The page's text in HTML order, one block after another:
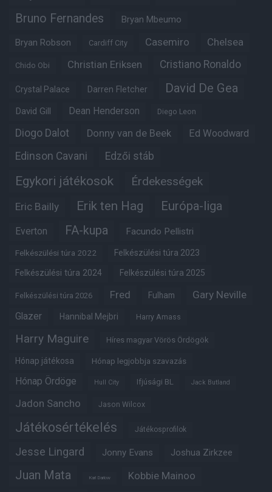
Bruno Fernandes Bryan Mbeumo
Bryan Robson Cardiff City Casemiro Chelsea
Chido Obi Christian Eriksen Cristiano Ronaldo
Crystal Palace Darren Fletcher David De Gea
David Gill Dean Henderson Diego Leon
Diogo Dalot Donny van de Beek Ed Woodward
Edinson Cavani Edzői stáb
Egykori játékosok Érdekességek
Eric Bailly Erik ten Hag Európa-liga
Everton FA-kupa Facundo Pellistri
Felkészülési túra 2022 Felkészülési túra 2023
Felkészülési túra 2024 Felkészülési túra 2025
Felkészülési túra 2026 Fred Fulham Gary Neville
Glazer Hannibal Mejbri Harry Amass
Harry Maguire Híres magyar Vörös Ördögök
Hónap játékosa Hónap legjobbja szavazás
Hónap Ördöge Hull City Ifjúsági BL Jack Butland
Jadon Sancho Jason Wilcox
Játékosértékelés Játékosprofilok
Jesse Lingard Jonny Evans Joshua Zirkzee
Juan Mata Karl Darlow Kobbie Mainoo